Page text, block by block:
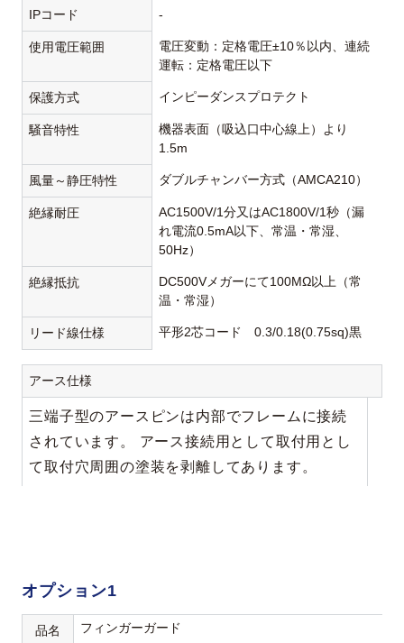
IPコード -
使用電圧範囲
電圧変動：定格電圧±10％以内、連続
運転：定格電圧以下
保護方式 インピーダンスプロテクト
騒音特性
機器表面（吸込口中心線上）より
1.5m
風量～静圧特性 ダブルチャンバー方式（AMCA210）
絶縁耐圧
AC1500V/1分又はAC1800V/1秒（漏
れ電流0.5mA以下、常温・常湿、
50Hz）
絶縁抵抗
DC500Vメガーにて100MΩ以上（常
温・常湿）
リード線仕様 平形2芯コード 0.3/0.18(0.75sq)黒
アース仕様
三端子型のアースピンは内部でフレームに接続
されています。 アース接続用として取付用とし
て取付穴周囲の塗装を剥離してあります。
オプション1
品名 フィンガーガード